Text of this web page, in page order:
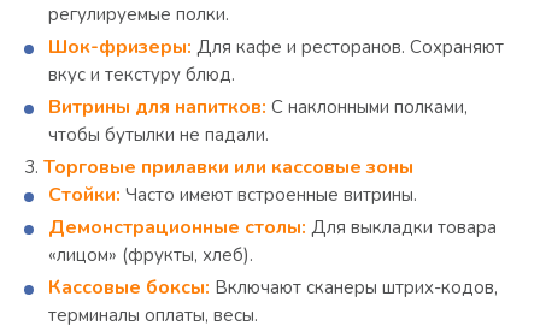
регулируемые полки.
Шок-фризеры: Для кафе и ресторанов. Сохраняют
вкус и текстуру блюд.
Витрины для напитков: С наклонными полками,
чтобы бутылки не падали.
Торговые прилавки или кассовые зоны
Стойки: Часто имеют встроенные витрины.
Демонстрационные столы: Для выкладки товара
«лицом» (фрукты, хлеб).
Кассовые боксы: Включают сканеры штрих-кодов,
терминалы оплаты, весы.